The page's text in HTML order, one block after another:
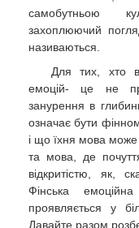
самобутньою
захоплюючий
називаються.
Для тих, хто
емоцій- це не
занурення в
означає бути
і що їхня мова може
та мова, де
відкритістю, як,
Фінська
проявляється у
Давайте разом